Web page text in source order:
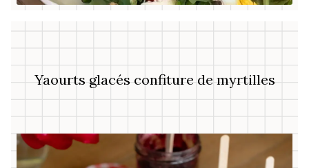
Yaourts glacés confiture de myrtilles